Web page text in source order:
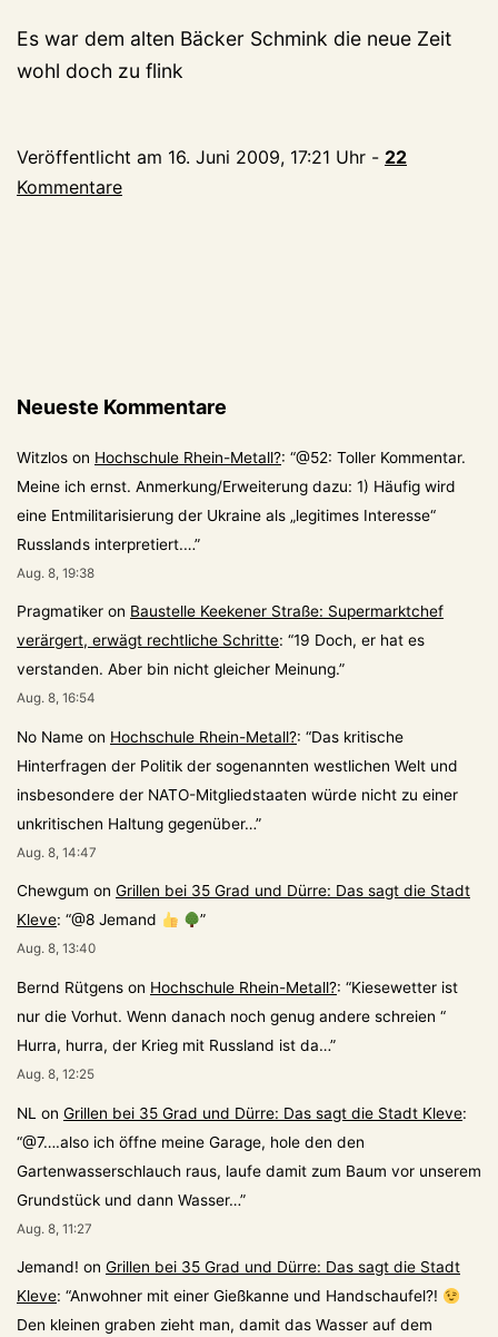
Es war dem alten Bäcker Schmink die neue Zeit
wohl doch zu flink
Veröffentlicht am 16. Juni 2009, 17:21 Uhr - 22
Kommentare
Neueste Kommentare
Witzlos on Hochschule Rhein-Metall?: “@52: Toller Kommentar.
Meine ich ernst. Anmerkung/Erweiterung dazu: 1) Häufig wird
eine Entmilitarisierung der Ukraine als „legitimes Interesse“
Russlands interpretiert.…”
Aug. 8, 19:38
Pragmatiker on Baustelle Keekener Straße: Supermarktchef
verärgert, erwägt rechtliche Schritte: “19 Doch, er hat es
verstanden. Aber bin nicht gleicher Meinung.”
Aug. 8, 16:54
No Name on Hochschule Rhein-Metall?: “Das kritische
Hinterfragen der Politik der sogenannten westlichen Welt und
insbesondere der NATO-Mitgliedstaaten würde nicht zu einer
unkritischen Haltung gegenüber…”
Aug. 8, 14:47
Chewgum on Grillen bei 35 Grad und Dürre: Das sagt die Stadt
Kleve: “@8 Jemand ”
Aug. 8, 13:40
Bernd Rütgens on Hochschule Rhein-Metall?: “Kiesewetter ist
nur die Vorhut. Wenn danach noch genug andere schreien “
Hurra, hurra, der Krieg mit Russland ist da…”
Aug. 8, 12:25
NL on Grillen bei 35 Grad und Dürre: Das sagt die Stadt Kleve:
“@7….also ich öffne meine Garage, hole den den
Gartenwasserschlauch raus, laufe damit zum Baum vor unserem
Grundstück und dann Wasser…”
Aug. 8, 11:27
Jemand! on Grillen bei 35 Grad und Dürre: Das sagt die Stadt
Kleve: “Anwohner mit einer Gießkanne und Handschaufel?!
Den kleinen graben zieht man, damit das Wasser auf dem